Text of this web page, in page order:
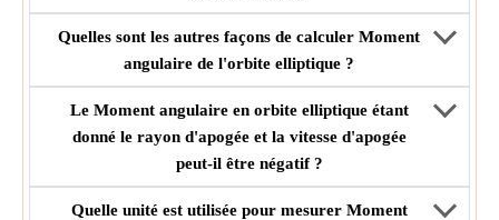
Quelles sont les autres façons de calculer Moment
angulaire de l'orbite elliptique ?
Le Moment angulaire en orbite elliptique étant
donné le rayon d'apogée et la vitesse d'apogée
peut-il être négatif ?
Quelle unité est utilisée pour mesurer Moment